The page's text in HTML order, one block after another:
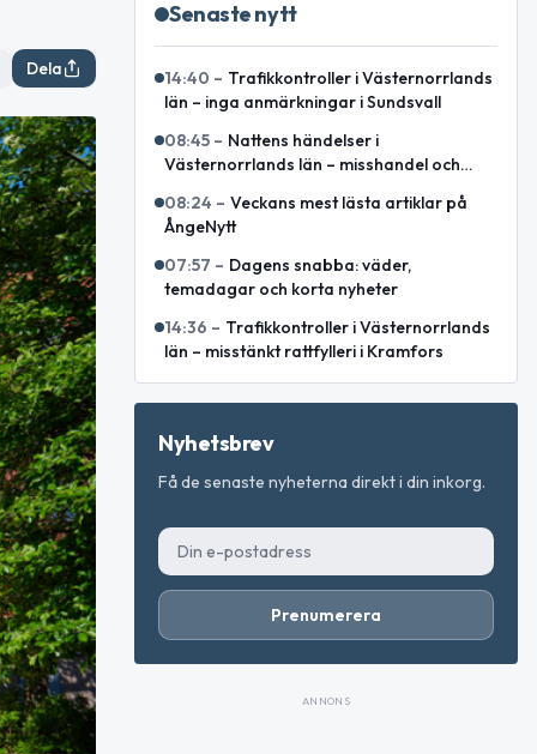
Dela
Senaste nytt
14:40 – Trafikkontroller i Västernorrlands
län – inga anmärkningar i Sundsvall
08:45 – Nattens händelser i
Västernorrlands län – misshandel och
08:24 – Veckans mest lästa artiklar på
ÅngeNytt
07:57 – Dagens snabba: väder,
temadagar och korta nyheter
14:36 – Trafikkontroller i Västernorrlands
län – misstänkt rattfylleri i Kramfors
Nyhetsbrev
Få de senaste nyheterna direkt i din inkorg.
Prenumerera
ANNONS